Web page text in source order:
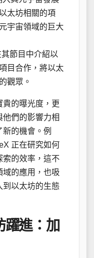
太坊相關的項
宇宙領域的巨大
其節目中介紹以
目合作，將以太
觀眾。
的曝光度，更
們的影響力相
的機會。例
正在研究如何
索的效率，這不
域的應用，也吸
到以太坊的生態
躍進：加